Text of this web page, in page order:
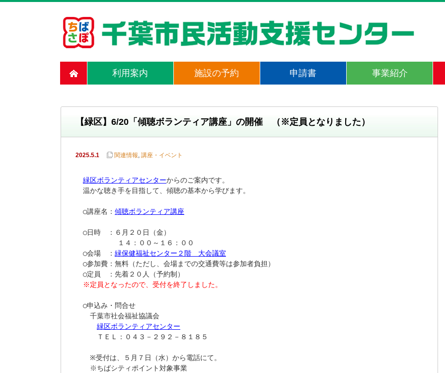
利用案内 施設の予約 申請書 事業紹介
【緑区】6/20「傾聴ボランティア講座」の開催 （※定員となりました）
2025.5.1 関連情報, 講座・イベント
緑区ボランティアセンターからのご案内です。
温かな聴き手を目指して、傾聴の基本から学びます。
○講座名： 傾聴ボランティア講座
○日時　：６月２０日（金）
１４：００～１６：００
○会場　： 緑保健福祉センター２階　大会議室
○参加費：無料（ただし、会場までの交通費等は参加者負担）
※定員となったので、受付を終了しました。
○申込み・問合せ
千葉市社会福祉協議会
緑区ボランティアセンター
ＴＥＬ：０４３－２９２－８１８５
※受付は、５月７日（水）から電話にて。
※ちばシティポイント対象事業